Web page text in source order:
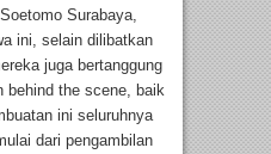
Surabaya,
ini, selain dilibatkan
juga bertanggung
behind the scene, baik
ini seluruhnya
dari pengambilan